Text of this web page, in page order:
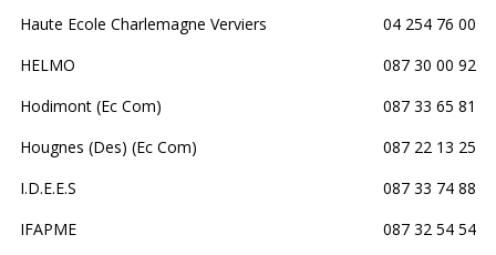
Haute Ecole Charlemagne Verviers
04 254 76 00
HELMO
087 30 00 92
Hodimont (Ec Com)
087 33 65 81
Hougnes (Des) (Ec Com)
087 22 13 25
I.D.E.E.S
087 33 74 88
IFAPME
087 32 54 54